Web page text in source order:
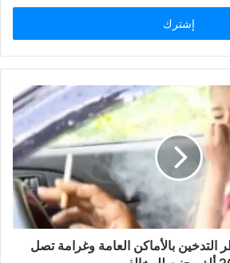
التدخين بالأماكن العامة وغرامة تصل